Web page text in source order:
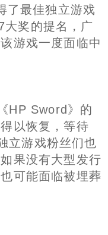
了最佳独立游戏
奖的提名，广
游戏一度面临中
HP Sword》的
以恢复，等待
立游戏粉丝们也
果没有大型发行
可能面临被埋葬